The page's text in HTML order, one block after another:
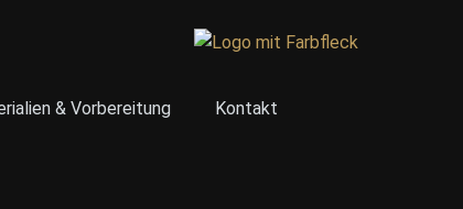
& Vorbereitung Kontakt